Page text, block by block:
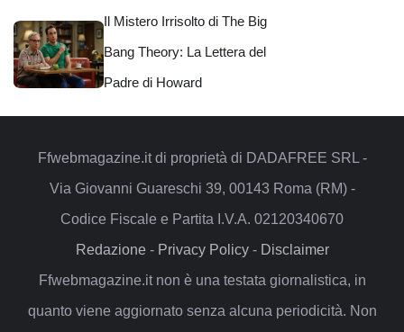
Il Mistero Irrisolto di The Big
Bang Theory: La Lettera del
Padre di Howard
Ffwebmagazine.it di proprietà di DADAFREE SRL -
Via Giovanni Guareschi 39, 00143 Roma (RM) -
Codice Fiscale e Partita I.V.A. 02120340670
Redazione- Privacy Policy- Disclaimer
Ffwebmagazine.it non è una testata giornalistica, in
quanto viene aggiornato senza alcuna periodicità. Non